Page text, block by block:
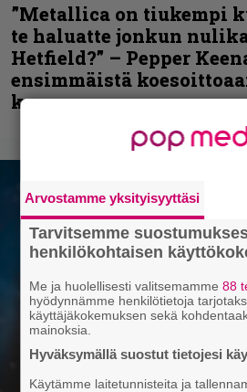
”Metallica on tiukempi
te haluatte jonkun
Hetfield?” – Pepper
ensimmäistä
kanssa
Arvostamme yksityisyyttäsi
Tarvitsemme
henkilökohtaisen
Me ja huolellisesti valitsemamme88
hyödynnämme henkilötietoja
käyttäjäkokemuksen sekä
mainoksia.
Hyväksymällä suostut tietojesi
Käytämme laitetunnisteita ja